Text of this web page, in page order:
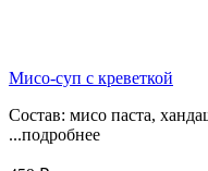
Мисо-суп с креветкой
Состав: мисо паста,
...подробнее